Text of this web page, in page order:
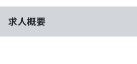
契約内容・クーポン
求人概要